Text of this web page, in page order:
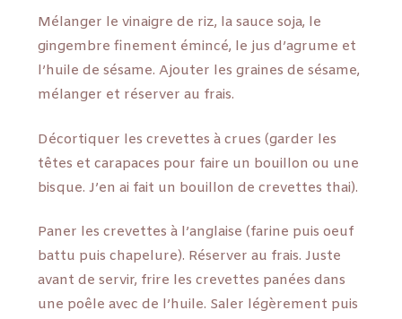
Mélanger le vinaigre de riz, la sauce soja, le
gingembre finement émincé, le jus d’agrume et
l’huile de sésame. Ajouter les graines de sésame,
mélanger et réserver au frais.
Décortiquer les crevettes à crues (garder les
têtes et carapaces pour faire un bouillon ou une
bisque. J’en ai fait un bouillon de crevettes thai).
Paner les crevettes à l’anglaise (farine puis oeuf
battu puis chapelure). Réserver au frais. Juste
avant de servir, frire les crevettes panées dans
une poêle avec de l’huile. Saler légèrement puis